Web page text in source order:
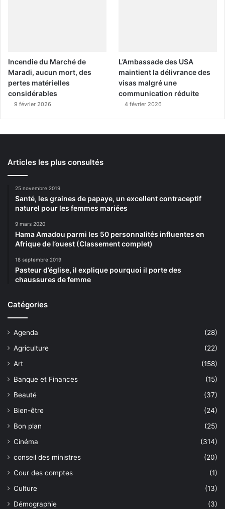
Incendie du Marché de
Maradi, aucun mort, des
pertes matérielles
considérables
9 février 2026
L’Ambassade des USA
maintient la délivrance des
visas malgré une
communication réduite
4 février 2026
Articles les plus consultés
25 novembre 2019
Santé, les graines de papaye, un excellent contraceptif
naturel pour les femmes mariées
9 mars 2020
Hama Amadou parmi les 50 personnalités influentes en
Afrique de l’ouest (Classement complet)
18 septembre 2019
Pasteur d’église, il explique pourquoi il porte des
chaussures de femme
Catégories
Agenda
(28)
Agriculture
(22)
Art
(158)
Banque et Finances
(15)
Beauté
(37)
Bien-être
(24)
Bon plan
(25)
Cinéma
(314)
conseil des ministres
(20)
Cour des comptes
(1)
Culture
(13)
Démographie
(3)